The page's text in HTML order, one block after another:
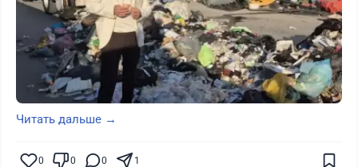
Читать дальше →
0 0 0 1